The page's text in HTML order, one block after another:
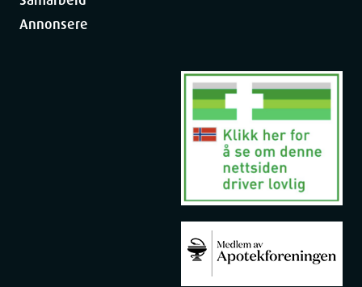
Annonsere